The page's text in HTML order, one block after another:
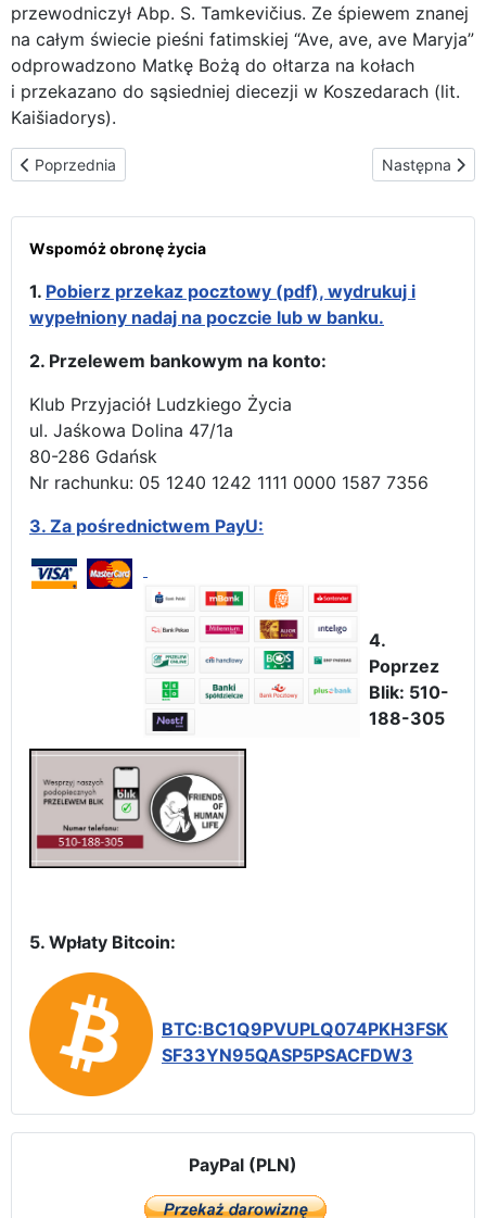
przewodniczył Abp. S. Tamkevičius. Ze śpiewem znanej
na całym świecie pieśni fatimskiej “Ave, ave, ave Maryja”
odprowadzono Matkę Bożą do ołtarza na kołach
i przekazano do sąsiedniej diecezji w Koszedarach (lit.
Kaišiadorys).
Poprzednia strona: Koszedary chcą być miastem Cywilizacji
Poprzednia Następna
Następna
Wspomóż obronę życia
1. Pobierz przekaz pocztowy (pdf), wydrukuj i
wypełniony nadaj na poczcie lub w banku.
2. Przelewem bankowym na konto:
Klub Przyjaciół Ludzkiego Życia
ul. Jaśkowa Dolina 47/1a
80-286 Gdańsk
Nr rachunku: 05 1240 1242 1111 0000 1587 7356
3. Za pośrednictwem PayU:
4.
Poprzez
Blik: 510-
188-305
5. Wpłaty Bitcoin:
BTC:BC1Q9PVUPLQ074PKH3FSK
SF33YN95QASP5PSACFDW3
PayPal (PLN)